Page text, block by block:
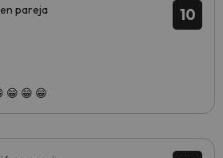
10
pareja
😁 😁 😁